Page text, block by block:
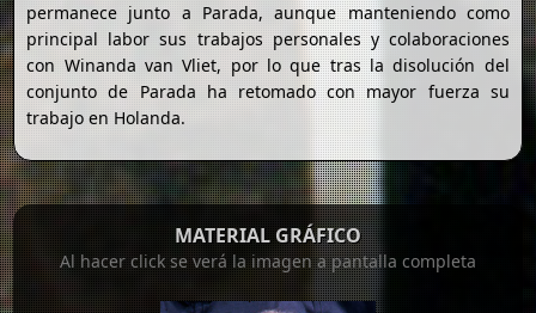
permanece junto a Parada, aunque manteniendo como
principal labor sus trabajos personales y colaboraciones
con Winanda van Vliet, por lo que tras la disolución del
conjunto de Parada ha retomado con mayor fuerza su
trabajo en Holanda.
MATERIAL GRÁFICO
Al hacer click se verá la imagen a pantalla completa